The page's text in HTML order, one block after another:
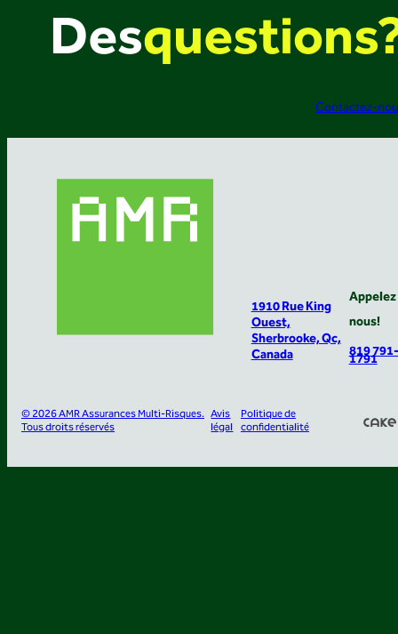
Des
Contactez-
1910 Rue King
Ouest,
Sherbrooke, Qc,
Canada
Appelez
nous!
819 791-
1791
© 2026 AMR Assurances Multi-Risques.
Tous droits réservés
Avis
légal
Politique de
confidentialité